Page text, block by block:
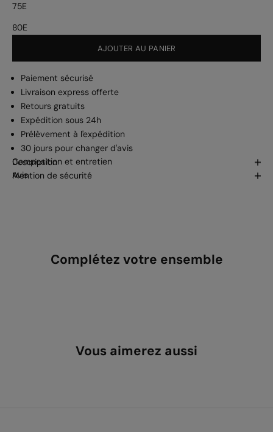
75E
80E
AJOUTER AU PANIER
Paiement sécurisé
Livraison express offerte
Retours gratuits
Expédition sous 24h
Prélèvement à l'expédition
30 jours pour changer d'avis
Description
Composition et entretien
Mention de sécurité
Avis
Complétez votre ensemble
Vous aimerez aussi